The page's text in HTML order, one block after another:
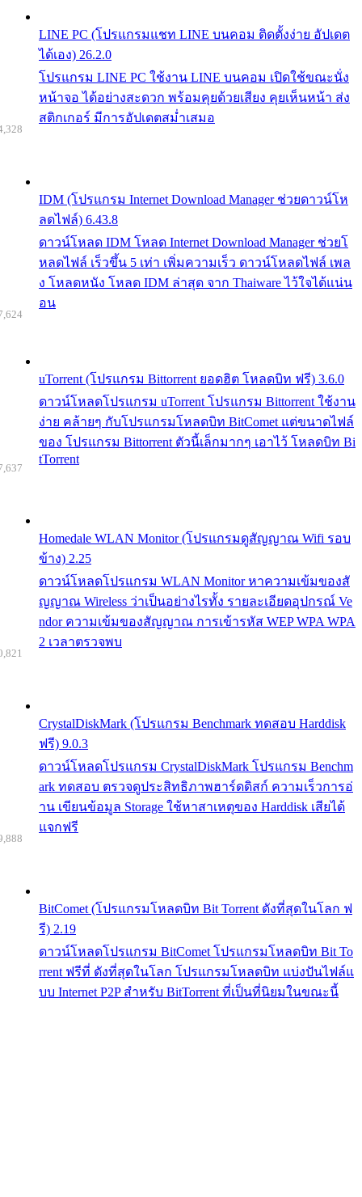
LINE PC (โปรแกรมแชท LINE บนคอม ติดตั้งง่าย อัปเดต
ได้เอง) 26.2.0
โปรแกรม LINE PC ใช้งาน LINE บนคอม เปิดใช้ขณะนั่ง
หน้าจอ ได้อย่างสะดวก พร้อมคุยด้วยเสียง คุยเห็นหน้า ส่ง
สติกเกอร์ มีการอัปเดตสม่ำเสมอ
IDM (โปรแกรม Internet Download Manager ช่วยดาวน์โห
ลดไฟล์) 6.43.8
ดาวน์โหลด IDM โหลด Internet Download Manager ช่วยโ
หลดไฟล์ เร็วขึ้น 5 เท่า เพิ่มความเร็ว ดาวน์โหลดไฟล์ เพล
ง โหลดหนัง โหลด IDM ล่าสุด จาก Thaiware ไว้ใจได้แน่น
อน
uTorrent (โปรแกรม Bittorrent ยอดฮิต โหลดบิท ฟรี) 3.6.0
ดาวน์โหลดโปรแกรม uTorrent โปรแกรม Bittorrent ใช้งาน
ง่าย คล้ายๆ กับโปรแกรมโหลดบิท BitComet แต่ขนาดไฟล์
ของ โปรแกรม Bittorrent ตัวนี้เล็กมากๆ เอาไว้ โหลดบิท Bi
tTorrent
Homedale WLAN Monitor (โปรแกรมดูสัญญาณ Wifi รอบ
ข้าง) 2.25
ดาวน์โหลดโปรแกรม WLAN Monitor หาความเข้มของสั
ญญาณ Wireless ว่าเป็นอย่างไรทั้ง รายละเอียดอุปกรณ์ Ve
ndor ความเข้มของสัญญาณ การเข้ารหัส WEP WPA WPA
2 เวลาตรวจพบ
CrystalDiskMark (โปรแกรม Benchmark ทดสอบ Harddisk
ฟรี) 9.0.3
ดาวน์โหลดโปรแกรม CrystalDiskMark โปรแกรม Benchm
ark ทดสอบ ตรวจดูประสิทธิภาพฮาร์ดดิสก์ ความเร็วการอ่
าน เขียนข้อมูล Storage ใช้หาสาเหตุของ Harddisk เสียได้
แจกฟรี
BitComet (โปรแกรมโหลดบิท Bit Torrent ดังที่สุดในโลก ฟ
รี) 2.19
ดาวน์โหลดโปรแกรม BitComet โปรแกรมโหลดบิท Bit To
rrent ฟรีที่ ดังที่สุดในโลก โปรแกรมโหลดบิท แบ่งปันไฟล์แ
บบ Internet P2P สำหรับ BitTorrent ที่เป็นที่นิยมในขณะนี้